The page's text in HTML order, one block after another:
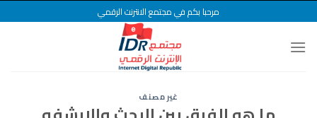
to
content
مرحبا بكم في مجتمع الانترنت الرقمي
غير مصنف